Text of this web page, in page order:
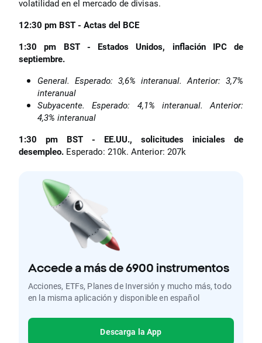
volatilidad en el mercado de divisas.
12:30 pm BST - Actas del BCE
1:30 pm BST - Estados Unidos, inflación IPC de
septiembre.
General. Esperado: 3,6% interanual. Anterior: 3,7%
interanual
Subyacente. Esperado: 4,1% interanual. Anterior:
4,3% interanual
1:30 pm BST - EE.UU., solicitudes iniciales de
desempleo. Esperado: 210k. Anterior: 207k
Accede a más de 6900 instrumentos
Acciones, ETFs, Planes de Inversión y mucho más, todo
en la misma aplicación y disponible en español
Descarga la App